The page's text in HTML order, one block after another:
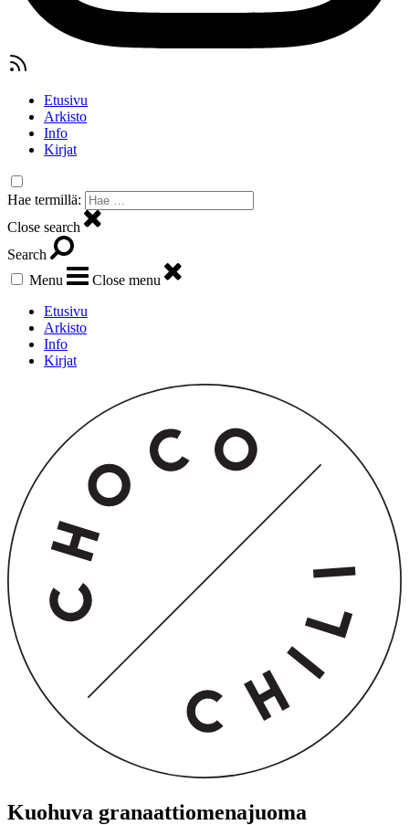
Etusivu
Arkisto
Info
Kirjat
Hae termillä:
Close search
Search
Menu
Close menu
Etusivu
Arkisto
Info
Kirjat
Kuohuva granaattiomenajuoma